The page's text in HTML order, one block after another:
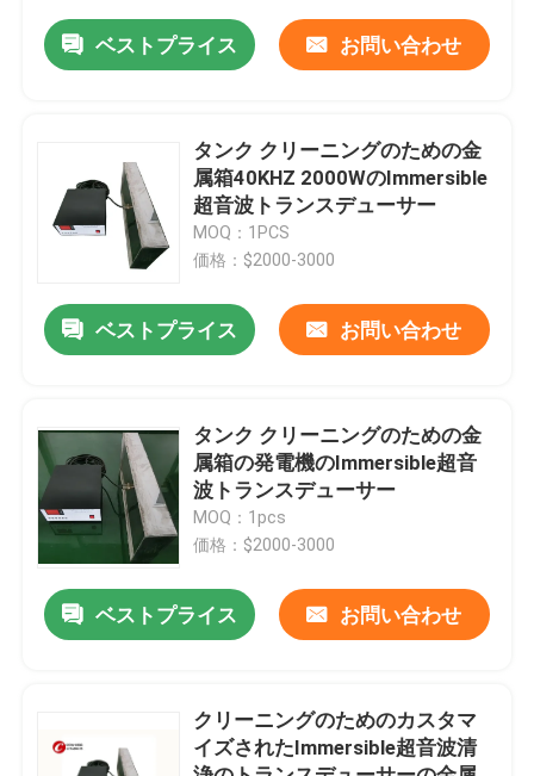
私達について
工場旅行
私達に連絡しなさい
引用を要求しなさい
超音波洗浄
多頻度超音波トランスデューサー
ベストプライス お問い合わせ
タンク クリーニングのための金
属箱40KHZ 2000WのImmersible
超音波トランスデューサー
MOQ：1PCS
価格：$2000-3000
ベストプライス お問い合わせ
タンク クリーニングのための金
属箱の発電機のImmersible超音
波トランスデューサー
MOQ：1pcs
価格：$2000-3000
ベストプライス お問い合わせ
クリーニングのためのカスタマ
イズされたImmersible超音波清